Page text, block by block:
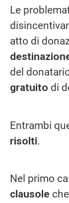
Le
atto di
del
gratuito di
Entrambi
risolti.
Nel primo
clausole